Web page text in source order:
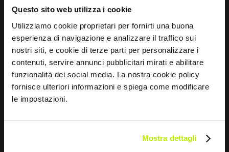
Questo sito web utilizza i cookie
Utilizziamo cookie proprietari per fornirti una buona
esperienza di navigazione e analizzare il traffico sui
nostri siti, e cookie di terze parti per personalizzare i
contenuti, servire annunci pubblicitari mirati e abilitare
funzionalità dei social media. La nostra cookie policy
fornisce ulteriori informazioni e spiega come modificare
le impostazioni.
Mostra dettagli
Normenleitfaden
Whistleblowing
Impressum
Größentabelle und Pflegehinweise
Via dei Fornaciai, 9, 06081 Assisi (PG) - Italien